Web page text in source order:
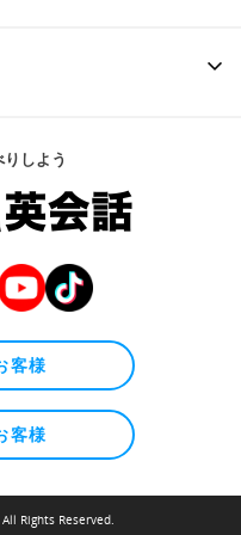
しよう
客様
客様
Rights Reserved.